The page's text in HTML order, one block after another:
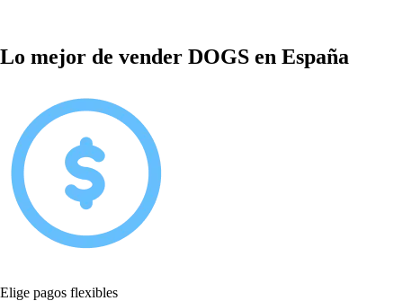
Lo mejor de vender DOGS en España
Elige pagos flexibles